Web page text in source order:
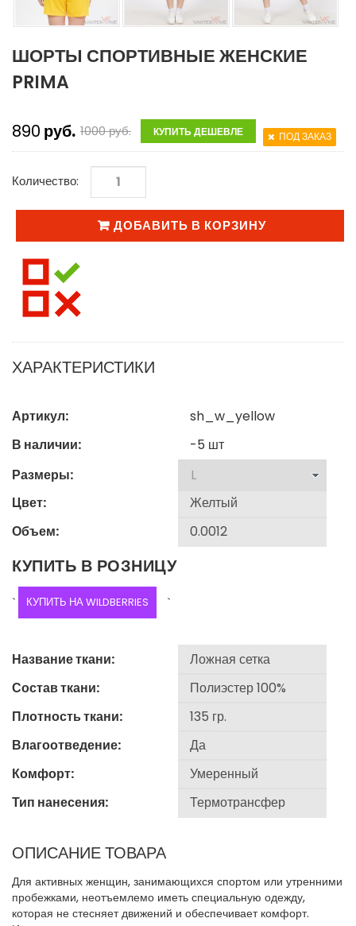
ШОРТЫ СПОРТИВНЫЕ ЖЕНСКИЕ
PRIMA
890 руб. 1000руб. КУПИТЬ ДЕШЕВЛЕ ПОД ЗАКАЗ
Количество:
ДОБАВИТЬ В КОРЗИНУ
ХАРАКТЕРИСТИКИ
Артикул:
sh_w_yellow
В наличии:
-5 шт
Размеры:
Цвет:
Объем:
КУПИТЬ В РОЗНИЦУ
` КУПИТЬ НА WILDBERRIES `
Название ткани:
Состав ткани:
Плотность ткани:
Влагоотведение:
Комфорт:
Тип нанесения:
ОПИСАНИЕ ТОВАРА
Для активных женщин, занимающихся спортом или утренними
пробежками, неотъемлемо иметь специальную одежду,
которая не стесняет движений и обеспечивает комфорт.